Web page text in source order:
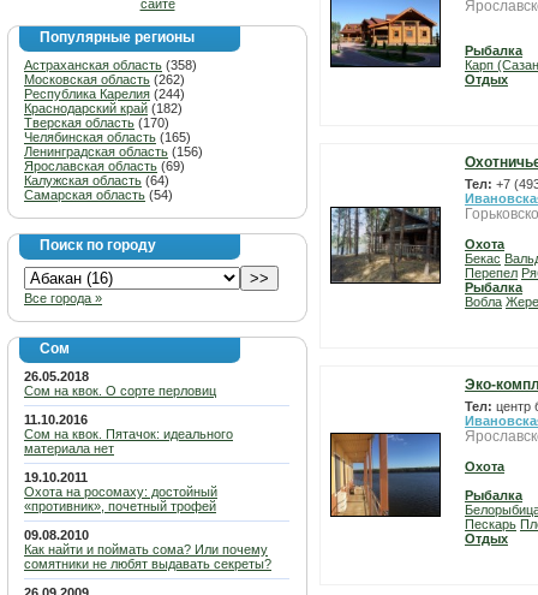
сайте
Популярные регионы
Астраханская область (358)
Московская область (262)
Республика Карелия (244)
Краснодарский край (182)
Тверская область (170)
Челябинская область (165)
Ленинградская область (156)
Ярославская область (69)
Калужская область (64)
Самарская область (54)
Поиск по городу
Все города »
Сом
26.05.2018
Сом на квок. О сорте перловиц
11.10.2016
Сом на квок. Пятачок: идеального
материала нет
19.10.2011
Охота на росомаху: достойный
«противник», почетный трофей
09.08.2010
Как найти и поймать сома? Или почему
сомятники не любят выдавать секреты?
Рыбалка
Карп
Отдых
Тел: +7
Охота
Бекас
Перепел
Рыбалка
Вобла
Эко-
Тел: центр
Охота
Рыбалка
Пескарь
Отдых